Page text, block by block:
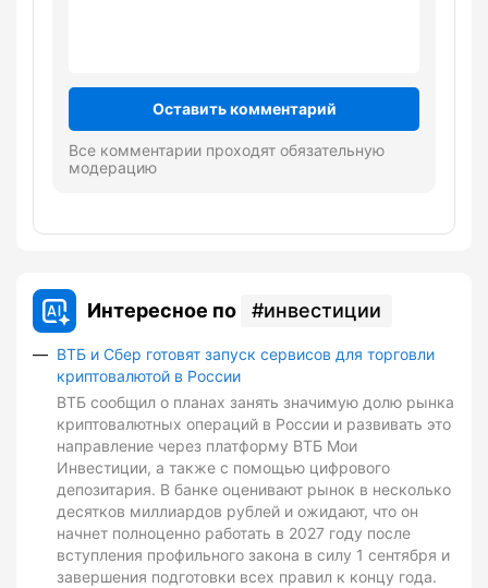
Оставить комментарий
Все комментарии проходят обязательную
модерацию
Интересное по инвестиции
ВТБ и Сбер готовят запуск сервисов для торговли
криптовалютой в России
ВТБ сообщил о планах занять значимую долю рынка
криптовалютных операций в России и развивать это
направление через платформу ВТБ Мои
Инвестиции, а также с помощью цифрового
депозитария. В банке оценивают рынок в несколько
десятков миллиардов рублей и ожидают, что он
начнет полноценно работать в 2027 году после
вступления профильного закона в силу 1 сентября и
завершения подготовки всех правил к концу года.